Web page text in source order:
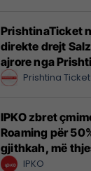
PrishtinaTicket
direkte drejt
ajrore nga
Prishtina Ticket
IPKO zbret
Roaming për
gjithkah, më
kurrë!IPKO